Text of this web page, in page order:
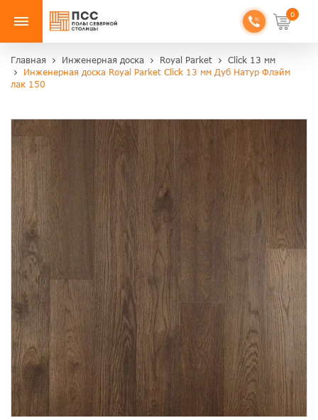
0
Главная Инженерная доска Royal Parket
Click 13 мм
Инженерная доска Royal Parket Click 13 мм Дуб Натур Флэйм
лак 150